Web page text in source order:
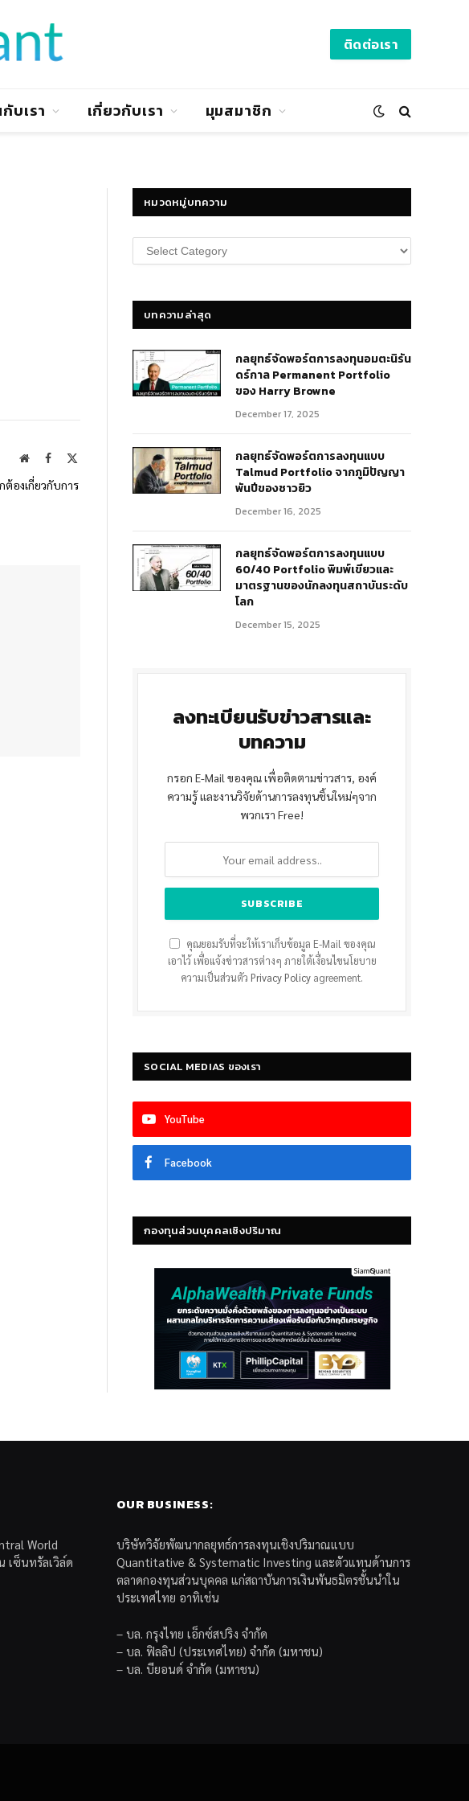
ติดต่อเรา
บเรา เกี่ยวกับเรา มุมสมาชิก
WebsiteFacebook
ต้องเกี่ยวกับการ
หมวดหมู่บทความ
หมวด
หมู่
บทความล่าสุด
กลยุทธ์​จัดพอร์ตการลงทุนอมตะนิรัน
ดร์กาล Permanent Portfolio
ของ Harry Browne
December 17, 2025
กลยุทธ์จัดพอร์ตการลงทุนแบบ
Talmud Portfolio จากภูมิปัญญา
พันปีของชาวยิว
December 16, 2025
กลยุทธ์จัดพอร์ตการลงทุนแบบ
60/40 Portfolio พิมพ์เขียวและ
มาตรฐานของนักลงทุนสถาบันระดับ
โลก
December 15, 2025
ลงทะเบียนรับข่าวสารและ
บทความ
กรอก E-Mail ของคุณ เพื่อติดตามข่าวสาร, องค์
ความรู้ และงานวิจัยด้านการลงทุนชิ้นใหม่ๆจาก
พวกเรา Free!
คุณยอมรับที่จะให้เราเก็บข้อมูล E-Mail ของคุณ
เอาไว้ เพื่อแจ้งข่าวสารต่างๆ ภายใต้เงื่อนไขนโยบาย
ความเป็นส่วนตัว Privacy Policy agreement.
SOCIAL MEDIAS ของเรา
YouTube
Facebook
กองทุนส่วนบุคคลเชิงปริมาณ
World
เซ็นทรัลเวิล์ด
OUR BUSINESS:
บริษัทวิจัยพัฒนากลยุทธ์การลงทุนเชิงปริมาณแบบ
Quantitative & Systematic Investing และตัวแทนด้านการ
ตลาดกองทุนส่วนบุคคล แก่สถาบันการเงินพันธมิตรชั้นนำใน
ประเทศไทย อาทิเช่น
– บล. กรุงไทย เอ็กซ์สปริง จำกัด
– บล. ฟิลลิป (ประเทศไทย) จำกัด (มหาชน)
– บล. บียอนด์ จำกัด (มหาชน)